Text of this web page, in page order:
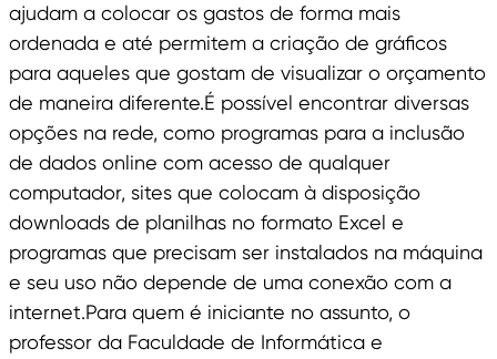
ajudam a colocar os gastos de forma mais
ordenada e até permitem a criação de gráficos
para aqueles que gostam de visualizar o orçamento
de maneira diferente.É possível encontrar diversas
opções na rede, como programas para a inclusão
de dados online com acesso de qualquer
computador, sites que colocam à disposição
downloads de planilhas no formato Excel e
programas que precisam ser instalados na máquina
e seu uso não depende de uma conexão com a
internet.Para quem é iniciante no assunto, o
professor da Faculdade de Informática e